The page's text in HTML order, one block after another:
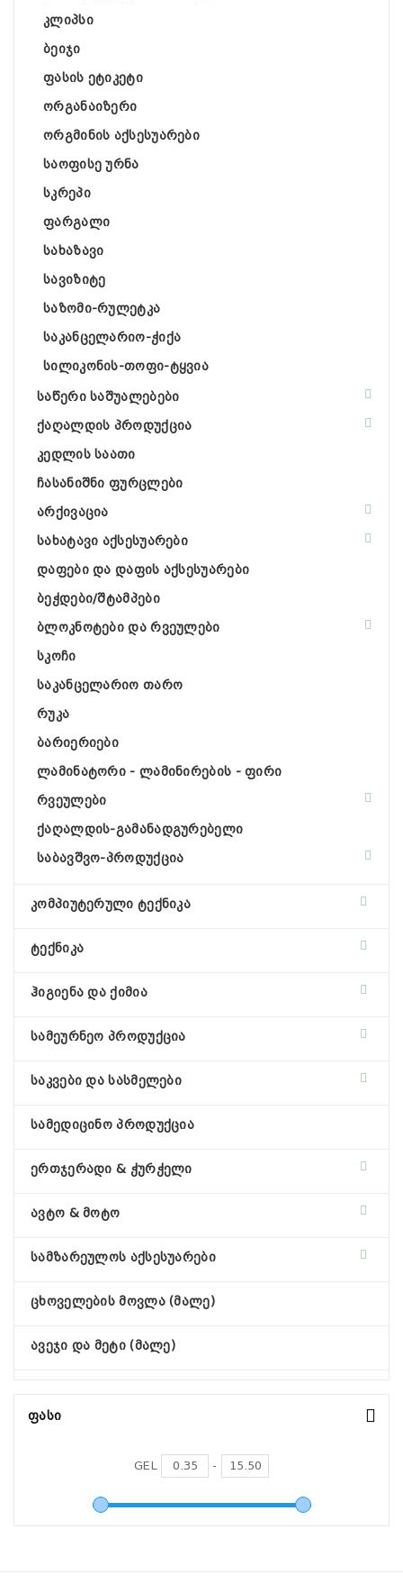
კლიპსი
ბეიჯი
ფასის ეტიკეტი
ორგანაიზერი
ორგმინის აქსესუარები
საოფისე ურნა
სკრეპი
ფარგალი
სახაზავი
სავიზიტე
საზომი-რულეტკა
საკანცელარიო-ჭიქა
სილიკონის-თოფი-ტყვია
საწერი საშუალებები
ქაღალდის პროდუქცია
კედლის საათი
ჩასანიშნი ფურცლები
არქივაცია
სახატავი აქსესუარები
დაფები და დაფის აქსესუარები
ბეჭდები/შტამპები
ბლოკნოტები და რვეულები
სკოჩი
საკანცელარიო თარო
რუკა
ბარიერიები
ლამინატორი - ლამინირების - ფირი
რვეულები
ქაღალდის-გამანადგურებელი
საბავშვო-პროდუქცია
კომპიუტერული ტექნიკა
ტექნიკა
ჰიგიენა და ქიმია
სამეურნეო პროდუქცია
საკვები და სასმელები
სამედიცინო პროდუქცია
ერთჯერადი & ჭურჭელი
ავტო & მოტო
სამზარეულოს აქსესუარები
ცხოველების მოვლა (მალე)
ავეჯი და მეტი (მალე)
Ფასი
GEL -